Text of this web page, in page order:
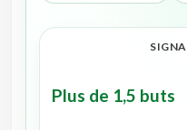
Plus de 1,5 buts